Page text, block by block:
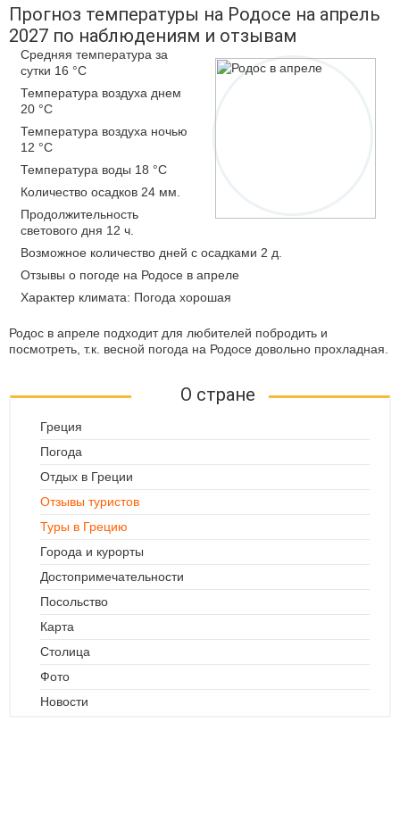
Прогноз температуры на Родосе на апрель
2027 по наблюдениям и отзывам
Средняя температура за
сутки 16 °C
Температура воздуха днем
20 °C
Температура воздуха ночью
12 °C
Температура воды 18 °C
Количество осадков 24 мм.
Продолжительность
светового дня 12 ч.
Возможное количество дней с осадками 2 д.
Отзывы о погоде на Родосе в апреле
Характер климата: Погода хорошая
Родос в апреле подходит для любителей побродить и
посмотреть, т.к. весной погода на Родосе довольно прохладная.
О стране
Греция
Погода
Отдых в Греции
Отзывы туристов
Туры в Грецию
Города и курорты
Достопримечательности
Посольство
Карта
Столица
Фото
Новости